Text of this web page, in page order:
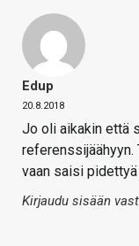
Edup
20.8.2018
Jo oli aikakin että
referenssijäähyyn.
vaan saisi pidettyä
Kirjaudu sisään